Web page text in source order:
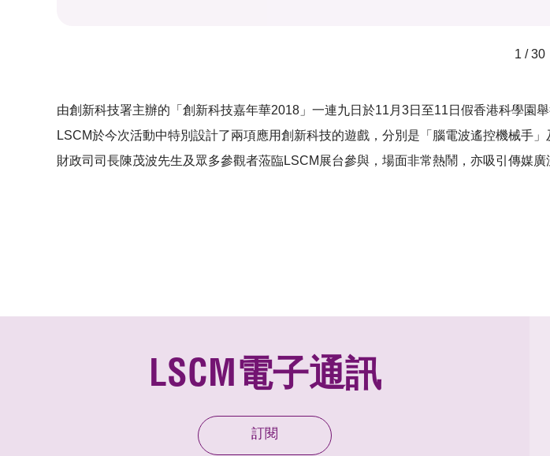
1 / 30
由創新科技署主辦的「創新科技嘉年華2018」一連九日於11月3日至11日假香港科學園舉
LSCM於今次活動中特別設計了兩項應用創新科技的遊戲，分別是「腦電波遙控機械手
財政司司長陳茂波先生及眾多參觀者蒞臨LSCM展台參與，場面非常熱鬧，亦吸引傳媒廣
LSCM電子通訊
訂閱